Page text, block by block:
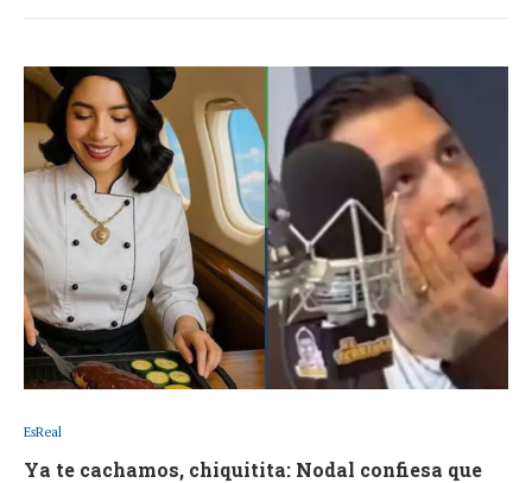
EsReal
Ya te cachamos, chiquitita: Nodal confiesa que